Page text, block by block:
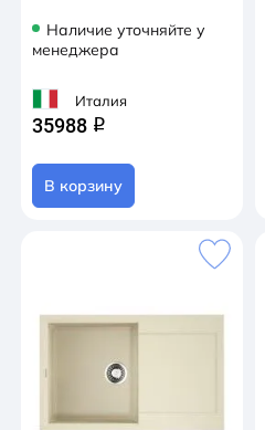
Наличие уточняйте у
менеджера
Италия
35988 q
В корзину